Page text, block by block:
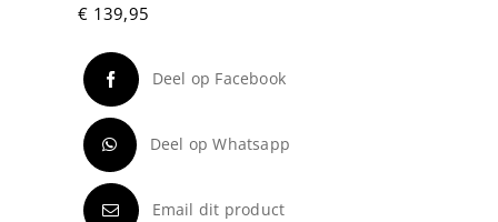
€ 139,95
Deel op Facebook
Deel op Whatsapp
Email dit product